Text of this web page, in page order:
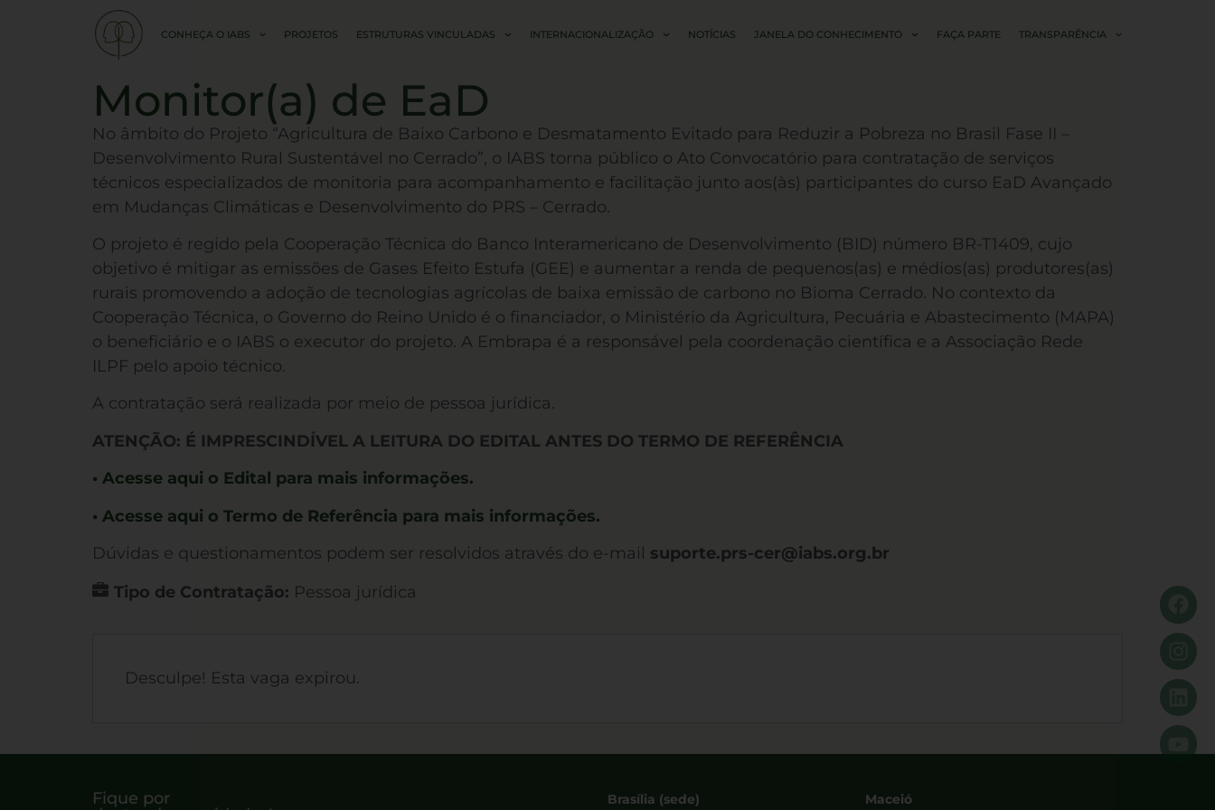
CONHEÇA O IABS PROJETOS ESTRUTURAS VINCULADAS INTERNACIONALIZAÇÃO NOTÍCIAS JANELA DO CONHECIMENTO FAÇA PARTE TRANSPARÊNCIA
Monitor(a) de EaD
No âmbito do Projeto “Agricultura de Baixo Carbono e Desmatamento Evitado para Reduzir a Pobreza no Brasil Fase II –
Desenvolvimento Rural Sustentável no Cerrado”, o IABS torna público o Ato Convocatório para contratação de serviços
técnicos especializados de monitoria para acompanhamento e facilitação junto aos(às) participantes do curso EaD Avançado
em Mudanças Climáticas e Desenvolvimento do PRS – Cerrado.
O projeto é regido pela Cooperação Técnica do Banco Interamericano de Desenvolvimento (BID) número BR-T1409, cujo
objetivo é mitigar as emissões de Gases Efeito Estufa (GEE) e aumentar a renda de pequenos(as) e médios(as) produtores(as)
rurais promovendo a adoção de tecnologias agrícolas de baixa emissão de carbono no Bioma Cerrado. No contexto da
Cooperação Técnica, o Governo do Reino Unido é o financiador, o Ministério da Agricultura, Pecuária e Abastecimento (MAPA)
o beneficiário e o IABS o executor do projeto. A Embrapa é a responsável pela coordenação científica e a Associação Rede
ILPF pelo apoio técnico.
A contratação será realizada por meio de pessoa jurídica.
ATENÇÃO: É IMPRESCINDÍVEL A LEITURA DO EDITAL ANTES DO TERMO DE REFERÊNCIA
• Acesse aqui o Edital para mais informações.
• Acesse aqui o Termo de Referência para mais informações.
Dúvidas e questionamentos podem ser resolvidos através do e-mail suporte.prs-cer@iabs.org.br
Tipo de Contratação: Pessoa jurídica
Desculpe! Esta vaga expirou.
Fique por
Brasília (sede)
Maceió